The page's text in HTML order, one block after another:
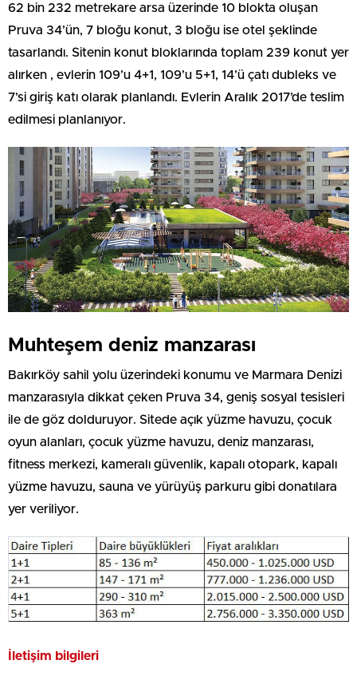
62 bin 232 metrekare arsa üzerinde 10 blokta oluşan
Pruva 34’ün, 7 bloğu konut, 3 bloğu ise otel şeklinde
tasarlandı. Sitenin konut bloklarında toplam 239 konut yer
alırken , evlerin 109’u 4+1, 109’u 5+1, 14’ü çatı dubleks ve
7’si giriş katı olarak planlandı. Evlerin Aralık 2017’de teslim
edilmesi planlanıyor.
Muhteşem deniz manzarası
Bakırköy sahil yolu üzerindeki konumu ve Marmara Denizi
manzarasıyla dikkat çeken Pruva 34, geniş sosyal tesisleri
ile de göz dolduruyor. Sitede açık yüzme havuzu, çocuk
oyun alanları, çocuk yüzme havuzu, deniz manzarası,
fitness merkezi, kameralı güvenlik, kapalı otopark, kapalı
yüzme havuzu, sauna ve yürüyüş parkuru gibi donatılara
yer veriliyor.
İletişim bilgileri